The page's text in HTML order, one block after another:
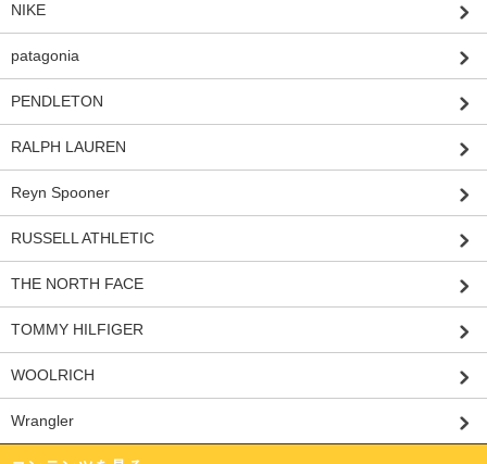
NIKE
patagonia
PENDLETON
RALPH LAUREN
Reyn Spooner
RUSSELL ATHLETIC
THE NORTH FACE
TOMMY HILFIGER
WOOLRICH
Wrangler